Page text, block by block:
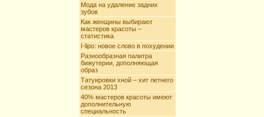
Мода на удаление задних
зубов
Как женщины выбирают
мастеров красоты –
статистика
I-lipo: новое слово в похудении
Разнообразная палитра
бижутерии, дополняющая
образ
Татуировки хной – хит летнего
сезона 2013
40% мастеров красоты имеют
дополнительную
специальность